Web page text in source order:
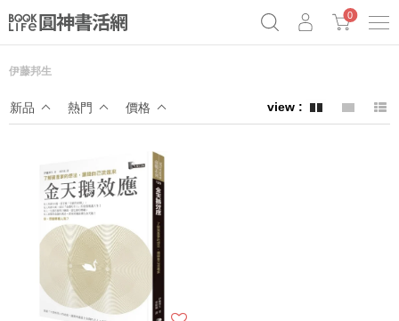
Netflix話題章魚小說！
0
伊藤邦生
新品 熱門 價格